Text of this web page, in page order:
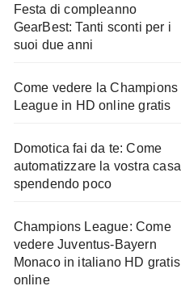
Festa di compleanno
GearBest: Tanti sconti per i
suoi due anni
Come vedere la Champions
League in HD online gratis
Domotica fai da te: Come
automatizzare la vostra casa
spendendo poco
Champions League: Come
vedere Juventus-Bayern
Monaco in italiano HD gratis
online